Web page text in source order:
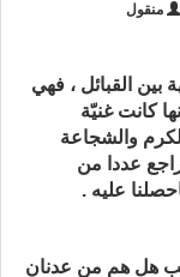
منقول
القبائل ، فهي
كانت غنيّة
والشجاعة
عددا من
عليه .
هل هم من عدنان